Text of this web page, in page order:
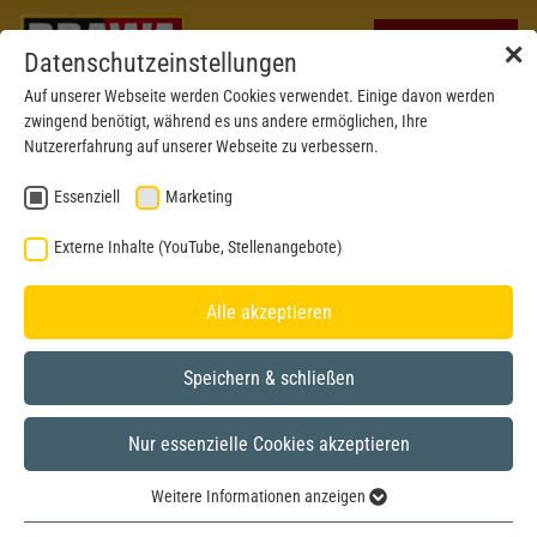
✕
Datenschutzeinstellungen
Auf unserer Webseite werden Cookies verwendet. Einige davon werden
zwingend benötigt, während es uns andere ermöglichen, Ihre
Nutzererfahrung auf unserer Webseite zu verbessern.
Essenziell Marketing
Externe Inhalte (YouTube, Stellenangebote)
Alle akzeptieren
Speichern & schließen
Nur essenzielle Cookies akzeptieren
Weitere Informationen anzeigen